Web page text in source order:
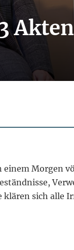
Morgen
sich alle